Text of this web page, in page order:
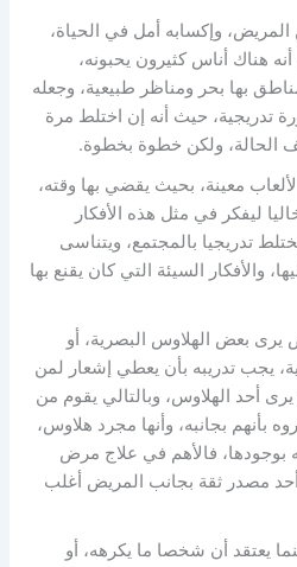
وإكسابه أمل في الحياة،
هناك أناس كثيرون يحبونه،
بها بحر ومناظر طبيعية، وجعله
تدريجية، حيث أنه إن اختلط مرة
الحالة، ولكن خطوة بخطوة.
معينة، بحيث يقضي بها وقته،
ليفكر في مثل هذه الأفكار
تدريجيا بالمجتمع، ويتناسى
والأفكار السيئة التي كان يقنع بها
يرى بعض الهلاوس البصرية، أو
يجب تدريبه بأن يعطي إشعار لمن
أحد الهلاوس، وبالتالي يقوم من
بأنهم بجانبه، وأنها مجرد هلاوس،
فالأهم في علاج مرض
أحد مصدر ثقة بجانب المريض أغلب
يعتقد أن شخصا ما يكرهه، أو